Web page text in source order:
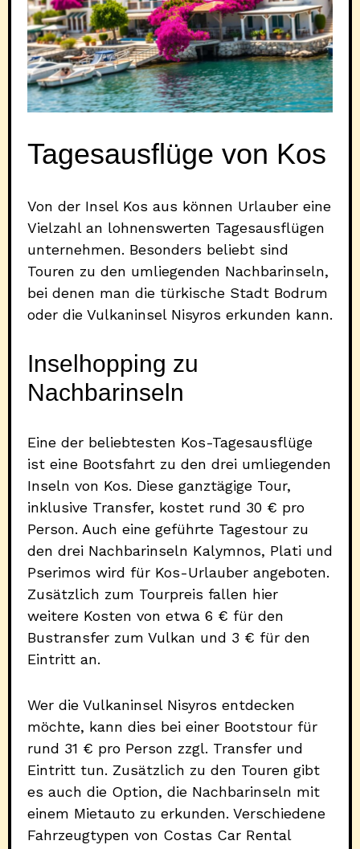
Tagesausflüge von Kos
Von der Insel Kos aus können Urlauber eine
Vielzahl an lohnenswerten Tagesausflügen
unternehmen. Besonders beliebt sind
Touren zu den umliegenden Nachbarinseln,
bei denen man die türkische Stadt Bodrum
oder die Vulkaninsel Nisyros erkunden kann.
Inselhopping zu
Nachbarinseln
Eine der beliebtesten Kos-Tagesausflüge
ist eine Bootsfahrt zu den drei umliegenden
Inseln von Kos. Diese ganztägige Tour,
inklusive Transfer, kostet rund 30 € pro
Person. Auch eine geführte Tagestour zu
den drei Nachbarinseln Kalymnos, Plati und
Pserimos wird für Kos-Urlauber angeboten.
Zusätzlich zum Tourpreis fallen hier
weitere Kosten von etwa 6 € für den
Bustransfer zum Vulkan und 3 € für den
Eintritt an.
Wer die Vulkaninsel Nisyros entdecken
möchte, kann dies bei einer Bootstour für
rund 31 € pro Person zzgl. Transfer und
Eintritt tun. Zusätzlich zu den Touren gibt
es auch die Option, die Nachbarinseln mit
einem Mietauto zu erkunden. Verschiedene
Fahrzeugtypen von Costas Car Rental